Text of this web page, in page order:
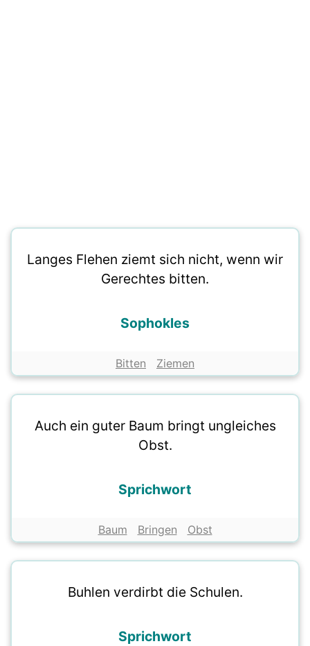
Langes Flehen ziemt sich nicht, wenn wir
Gerechtes bitten.
Sophokles
Bitten Ziemen
Auch ein guter Baum bringt ungleiches
Obst.
Sprichwort
Baum Bringen Obst
Buhlen verdirbt die Schulen.
Sprichwort